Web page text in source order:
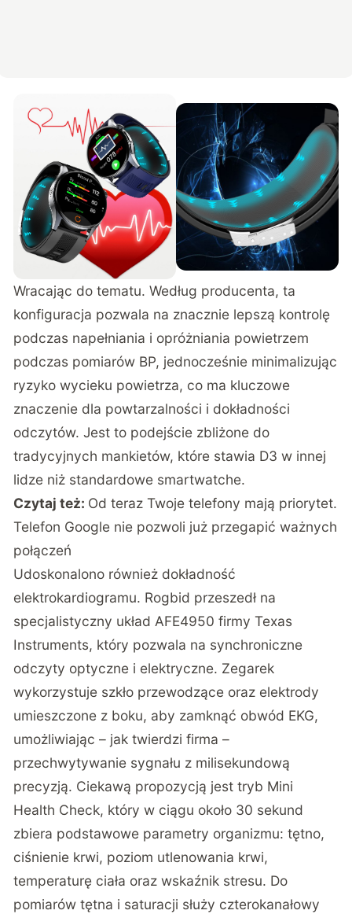
Wracając do tematu. Według producenta, ta
konfiguracja pozwala na znacznie lepszą kontrolę
podczas napełniania i opróżniania powietrzem
podczas pomiarów BP, jednocześnie minimalizując
ryzyko wycieku powietrza, co ma kluczowe
znaczenie dla powtarzalności i dokładności
odczytów. Jest to podejście zbliżone do
tradycyjnych mankietów, które stawia D3 w innej
lidze niż standardowe smartwatche.
Czytaj też: Od teraz Twoje telefony mają priorytet.
Telefon Google nie pozwoli już przegapić ważnych
połączeń
Udoskonalono również dokładność
elektrokardiogramu. Rogbid przeszedł na
specjalistyczny układ AFE4950 firmy Texas
Instruments, który pozwala na synchroniczne
odczyty optyczne i elektryczne. Zegarek
wykorzystuje szkło przewodzące oraz elektrody
umieszczone z boku, aby zamknąć obwód EKG,
umożliwiając – jak twierdzi firma –
przechwytywanie sygnału z milisekundową
precyzją. Ciekawą propozycją jest tryb Mini
Health Check, który w ciągu około 30 sekund
zbiera podstawowe parametry organizmu: tętno,
ciśnienie krwi, poziom utlenowania krwi,
temperaturę ciała oraz wskaźnik stresu. Do
pomiarów tętna i saturacji służy czterokanałowy